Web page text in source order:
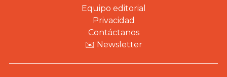
Equipo editorial
Privacidad
Contáctanos
✉️ Newsletter